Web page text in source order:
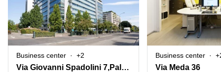
Coworking
Sala
Riunioni
Virtuale
Palermo
Bari
Torino
Firenze
Uffici
in
affitto a
Vicenza
Coworking
Palermo
Prezzo
Accesso
Business center +2
Via Giovanni Spadolini 7,Palazzo B,Piano 6
Business center
Via Meda 36